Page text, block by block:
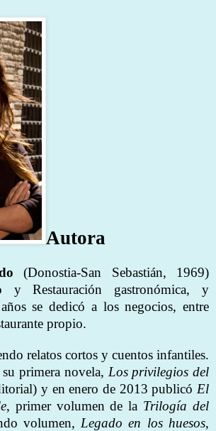
Autora
(Donostia-San Sebastián, 1969)
y Restauración gastronómica, y
se dedicó a los negocios, entre
propio.
relatos cortos y cuentos infantiles.
primera novela, Los privilegios del
y en enero de 2013 publicó El
, primer volumen de la Trilogía del
volumen, Legado en los huesos,